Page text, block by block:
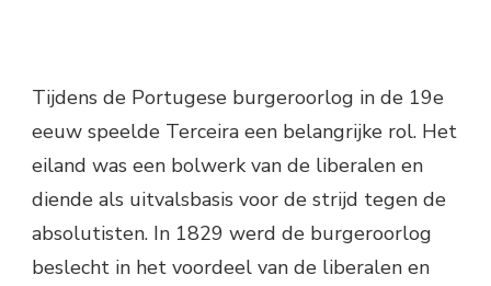
Tijdens de Portugese burgeroorlog in de 19e
eeuw speelde Terceira een belangrijke rol. Het
eiland was een bolwerk van de liberalen en
diende als uitvalsbasis voor de strijd tegen de
absolutisten. In 1829 werd de burgeroorlog
beslecht in het voordeel van de liberalen en